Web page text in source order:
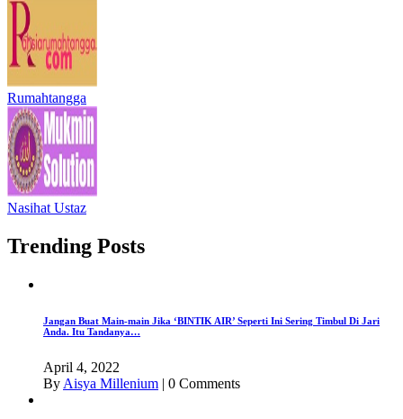
Rumahtangga
Nasihat Ustaz
Trending Posts
Jangan Buat Main-main Jika ‘BINTIK AIR’ Seperti Ini Sering Timbul Di Jari
Anda. Itu Tandanya…
April 4, 2022
By Aisya Millenium | 0 Comments